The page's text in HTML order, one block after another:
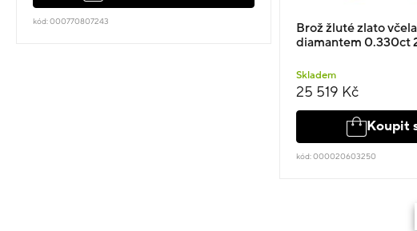
kód: 000770807243
Brož žluté zlato
diamantem 0.330ct
Skladem
25 519 Kč
Koupit
kód: 000020603250